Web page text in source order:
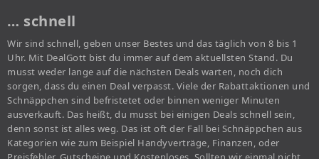
… schnell
Wir sind schnell, geben unser Bestes und das täglich von 8 bis 1
Uhr. Mit DealGott bist du immer auf dem aktuellsten Stand. Du
musst weder lange auf die nächsten Deals warten, noch dich
sorgen, dass du einen Deal verpasst. Viele der Rabattaktionen und
Schnäppchen sind befristetet oder binnen weniger Minuten
ausverkauft. Das heißt, du musst bei einigen Deals schnell sein,
denn sonst ist alles weg. Das ist oft der Fall bei Schnäppchen aus
Kategorien wie zum Beispiel Handyverträge, Finanzen, oder